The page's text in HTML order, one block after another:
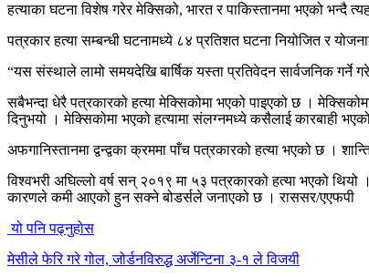
हत्याका घटना विशेष गरेर मेक्सिको, भारत र पाकिस्तानमा भएको भन्दै
पत्रकार हत्या सम्बन्धी घटनामध्ये ८४ प्रतिशत घटना नियोजित र
“यस संस्थाले लामो समयदेखि बार्षिक यस्ता प्रतिवेदन सार्वजनिक गर्ने
सबैभन्दा धेरै पत्रकारको हत्या मेक्सिकोमा भएको पाइएको छ ।
दिनुभयो । मेक्सिकोमा भएको हत्यामा संलग्नमध्ये कसैलाई कारबाही
अफगानिस्तानमा द्वन्द्वका क्रममा पाँच पत्रकारको हत्या भएको छ ।
विश्वभरी अघिल्लो वर्ष सन् २०१९ मा ५३ पत्रकारको हत्या भएको
कारणले कमी आएको हुन सक्ने बोडर्सले जनाएको छ । राससर/एएफपी
यो पनि पढ्नुहोस
मेसीले फेरि गरे गोल, जोर्डनविरुद्ध अर्जेन्टिना ३-१ ले विजयी